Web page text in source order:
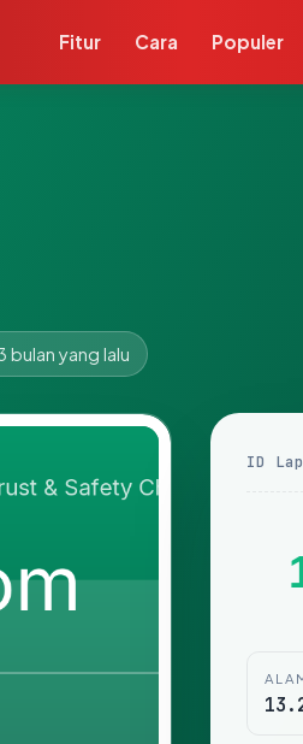
Fitur Cara Populer
bulan yang lalu
ID